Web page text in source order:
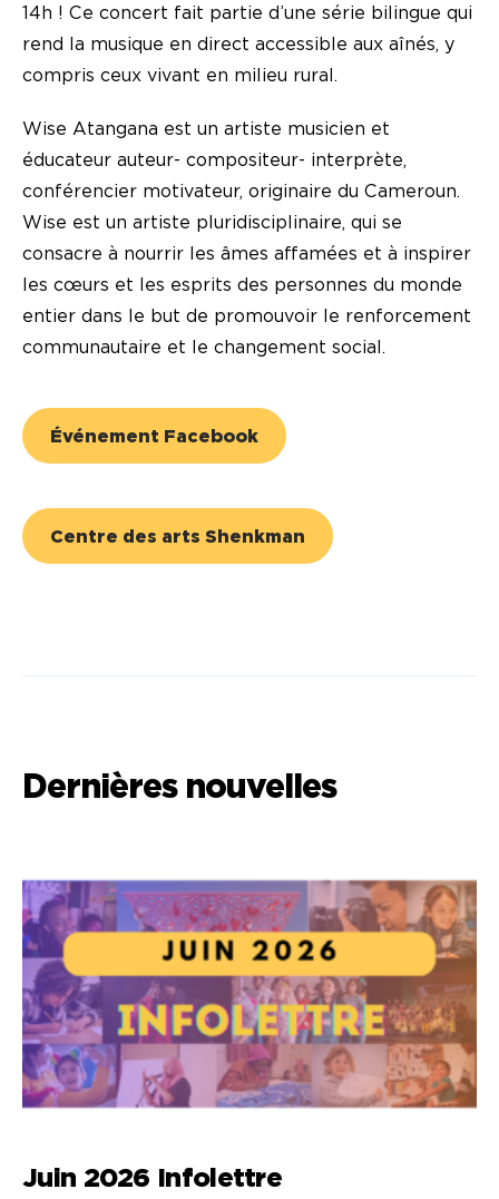
14h ! Ce concert fait partie d’une série bilingue qui
rend la musique en direct accessible aux aînés, y
compris ceux vivant en milieu rural.
Wise Atangana est un artiste musicien et
éducateur auteur- compositeur- interprète,
conférencier motivateur, originaire du Cameroun.
Wise est un artiste pluridisciplinaire, qui se
consacre à nourrir les âmes affamées et à inspirer
les cœurs et les esprits des personnes du monde
entier dans le but de promouvoir le renforcement
communautaire et le changement social.
Événement Facebook
Centre des arts Shenkman
Dernières nouvelles
Juin 2026 Infolettre